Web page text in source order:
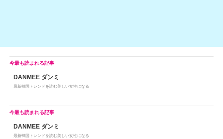
DANMEE ダンミ
最新韓国トレンドを読む美しい女性になる
DANMEE ダンミ
最新韓国トレンドを読む美しい女性になる